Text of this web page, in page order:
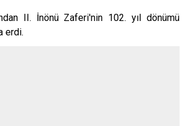
II. İnönü Zaferi'nin 102. yıl dönümü
erdi.